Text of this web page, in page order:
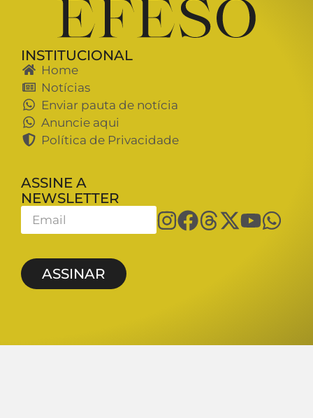
INSTITUCIONAL
Home
Notícias
Enviar pauta de notícia
Anuncie aqui
Política de Privacidade
ASSINE A
NEWSLETTER
ASSINAR